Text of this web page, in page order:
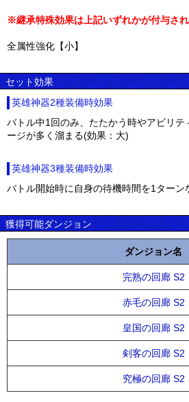
※継承特殊効果は上記いずれかが付与さ
全属性強化【小】
セット効果
英雄神器2種装備時効果
バトル中1回のみ、たたかう時やアビリ
ージが多く溜まる(効果：大)
英雄神器3種装備時効果
バトル開始時に自身の待機時間を1ターン
獲得可能ダンジョン
ダンジョン名
完熟の回廊 S2
赤毛の回廊 S2
皇国の回廊 S2
剣客の回廊 S2
究極の回廊 S2